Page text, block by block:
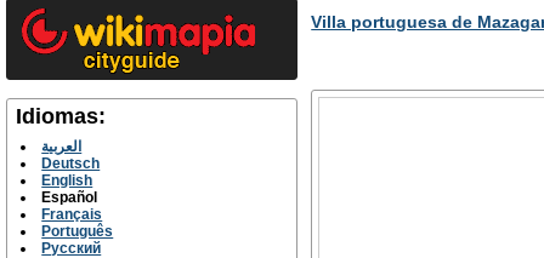
Idiomas:
العربية
Deutsch
English
Español
Français
Português
Русский
Villa portuguesa de